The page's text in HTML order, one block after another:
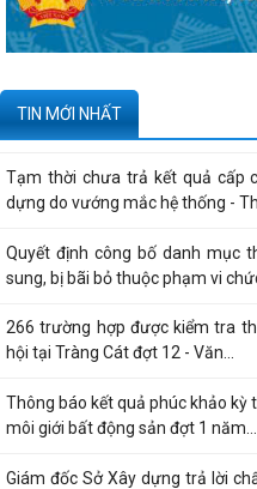
TIN MỚI NHẤT
Công bố danh mục thủ tục hành
bị bãi bỏ thuộc phạm vi chức...
Kê khai giá hàng hóa, dịch vụ
Tạm thời chưa trả kết quả cấp
dựng do vướng mắc hệ thống -
Quyết định công bố danh mục
sung, bị bãi bỏ thuộc phạm vi
266 trường hợp được kiểm tra
hội tại Tràng Cát đợt 12 - Văn...
Thông báo kết quả phúc khảo kỳ
môi giới bất động sản đợt 1 năm...
Giám đốc Sở Xây dựng trả lời